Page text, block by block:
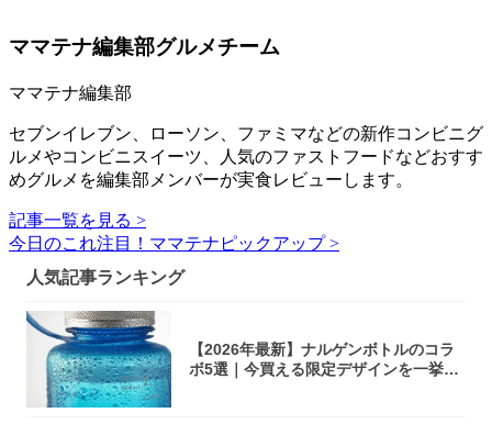
ママテナ編集部グルメチーム
ママテナ編集部
セブンイレブン、ローソン、ファミマなどの新作コンビニグ
ルメやコンビニスイーツ、人気のファストフードなどおすす
めグルメを編集部メンバーが実食レビューします。
記事一覧を見る >
今日のこれ注目！ママテナピックアップ >
人気記事ランキング
【2026年最新】ナルゲンボトルのコラ
ボ5選｜今買える限定デザインを一挙紹